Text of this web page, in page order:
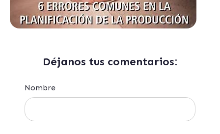
Déjanos tus comentarios:
Nombre